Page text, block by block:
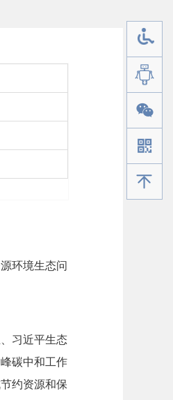
环境生态问
习近平生态
碳中和工作
约资源和保
手机版